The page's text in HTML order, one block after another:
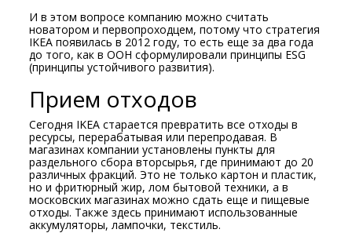
И в этом вопросе компанию можно считать
новатором и первопроходцем, потому что стратегия
IKEA появилась в 2012 году, то есть еще за два года
до того, как в ООН сформулировали принципы ESG
(принципы устойчивого развития).
Прием отходов
Сегодня IKEA старается превратить все отходы в
ресурсы, перерабатывая или перепродавая. В
магазинах компании установлены пункты для
раздельного сбора вторсырья, где принимают до 20
различных фракций. Это не только картон и пластик,
но и фритюрный жир, лом бытовой техники, а в
московских магазинах можно сдать еще и пищевые
отходы. Также здесь принимают использованные
аккумуляторы, лампочки, текстиль.